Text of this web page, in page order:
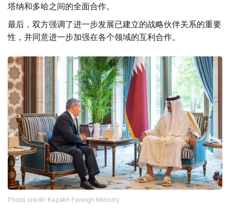
塔纳和多哈之间的全面合作。
最后，双方强调了进一步发展已建立的战略伙伴关系的重要
性，并同意进一步加强在各个领域的互利合作。
Photo credit: Kazakh Foreign Ministry